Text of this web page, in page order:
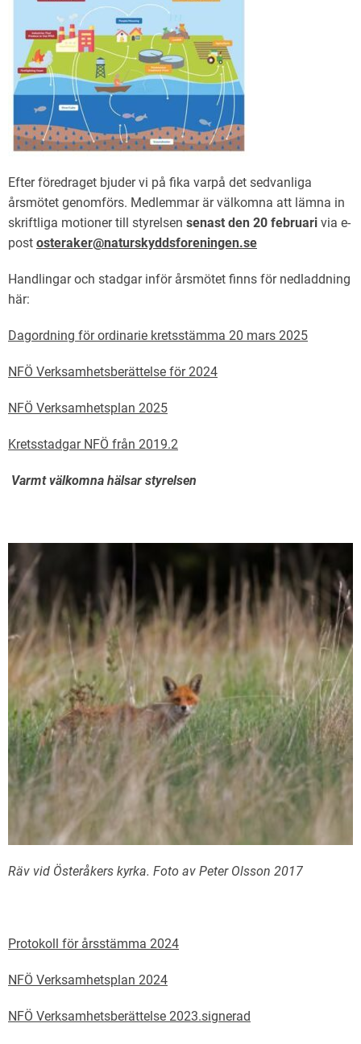
Efter föredraget bjuder vi på fika varpå det sedvanliga
årsmötet genomförs. Medlemmar är välkomna att lämna in
skriftliga motioner till styrelsen senast den 20 februari via e-
post osteraker@naturskyddsforeningen.se
Handlingar och stadgar inför årsmötet finns för nedladdning
här:
Dagordning för ordinarie kretsstämma 20 mars 2025
NFÖ Verksamhetsberättelse för 2024
NFÖ Verksamhetsplan 2025
Kretsstadgar NFÖ från 2019.2
Varmt välkomna hälsar styrelsen
Räv vid Österåkers kyrka. Foto av Peter Olsson 2017
Protokoll för årsstämma 2024
NFÖ Verksamhetsplan 2024
NFÖ Verksamhetsberättelse 2023.signerad